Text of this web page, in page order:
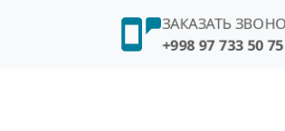
ЗАКАЗАТЬ
+998 97 733 50 75